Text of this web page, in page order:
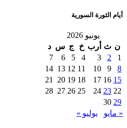
أيام الثورة السورية
يونيو 2026
ن ث أرب خ ج س د
1
2
3
4
5
6
7
8
9
10
11
12
13
14
15
16
17
18
19
20
21
22
23
24
25
26
27
28
29
30
« مايو
يوليو »